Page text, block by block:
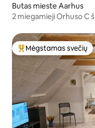
Butas mieste Aarhus
2 miegamieji Orhuso C
Svečių mėgstamiausias
Mėgstamas svečių